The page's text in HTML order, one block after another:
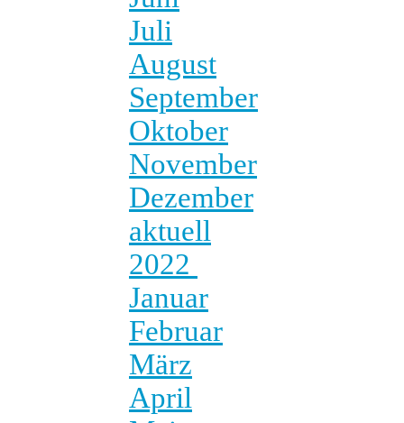
Juli
August
September
Oktober
November
Dezember
aktuell
2022
Januar
Februar
März
April